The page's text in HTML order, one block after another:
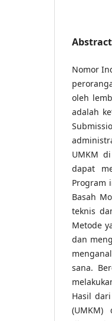
Abstract
Nomor
oleh
adalah
UMKM
dapat
Program
Basah
teknis
Metode
dan
sana.
Hasil